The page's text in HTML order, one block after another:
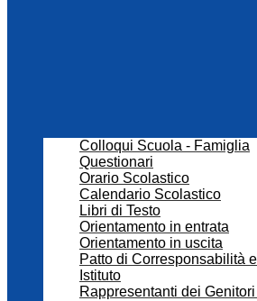
Colloqui Scuola - Famiglia
Questionari
Orario Scolastico
Calendario Scolastico
Libri di Testo
Orientamento in entrata
Orientamento in uscita
Patto di Corresponsabilità
Istituto
Rappresentanti dei